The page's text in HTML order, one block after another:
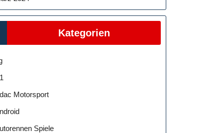
Kategorien
Motorsport
Spiele